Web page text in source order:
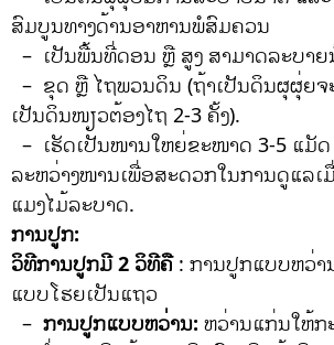
ສົມບູນທາງດ້ານອາຫານພໍສົມຄວນ
– ເປັນພື້ນທີ່ດອນ ຫຼື ສູງ ສາມາດລະບາຍ
– ຂຸດ ຫຼື ໄຖພວນດິນ (ຖ້າເປັນດິນຜຸຜຸ່ຍຈ
ເປັນດິນໜຽວຕ້ອງໄຖ 2-3 ຄັ້ງ).
– ເຮັດເປັນໜານໃຫຍ່ຂະໜາດ 3-5 ແມັ
ລະຫວ່າງໜານເພື່ອສະດວກໃນການດູແລເ
ແມງໄມ້ລະບາດ.
ການປູກ:
ວິທີການປູກມີ 2 ວິທີຄື : ການປູກແບບຫວ່າ
ແບບໂຮຍເປັນແຖວ
– ການປູກແບບຫວ່ານ: ຫວ່ານແກ່ນໃຫ້ກ